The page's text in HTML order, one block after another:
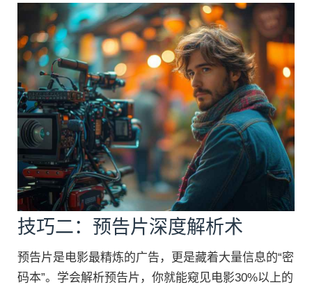
技巧二：预告片深度解析术
预告片是电影最精炼的广告，更是藏着大量信息的“密
码本”。学会解析预告片，你就能窥见电影30%以上的